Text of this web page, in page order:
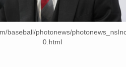
baseball/photonews/
0.html